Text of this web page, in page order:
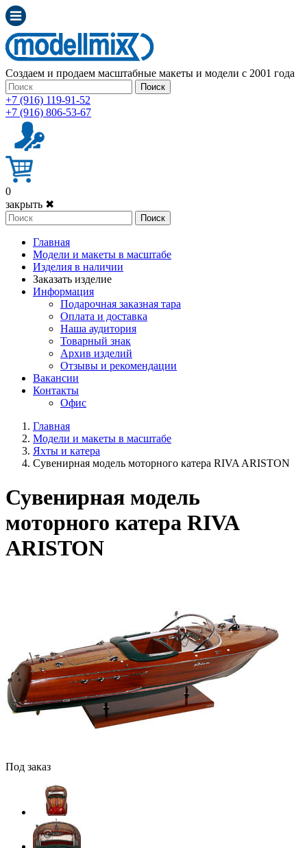
Создаем и продаем масштабные макеты и модели с 2001 года
Поиск
+7 (916) 119-91-52
+7 (916) 806-53-67
0
закрыть ✖
Поиск
Главная
Модели и макеты в масштабе
Изделия в наличии
Заказать изделие
Информация
Подарочная заказная тара
Оплата и доставка
Наша аудитория
Товарный знак
Архив изделий
Отзывы и рекомендации
Вакансии
Контакты
Офис
Главная
Модели и макеты в масштабе
Яхты и катера
Сувенирная модель моторного катера RIVA ARISTON
Сувенирная модель
моторного катера RIVA
ARISTON
Под заказ